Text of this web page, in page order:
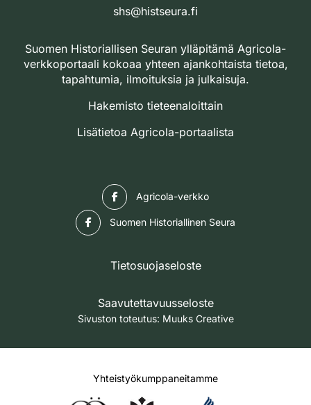
shs@histseura.fi
Suomen Historiallisen Seuran ylläpitämä Agricola-
verkkoportaali kokoaa yhteen ajankohtaista tietoa,
tapahtumia, ilmoituksia ja julkaisuja.
Hakemisto tieteenaloittain
Lisätietoa Agricola-portaalista
Agricola-verkko
Suomen Historiallinen Seura
Tietosuojaseloste
Saavutettavuusseloste
Sivuston toteutus: Muuks Creative
Yhteistyökumppaneitamme